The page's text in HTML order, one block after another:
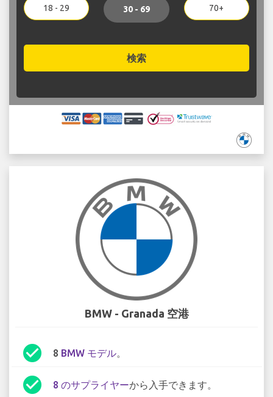
18 - 29 30 - 69 70+
検索
BMW - Granada 空港
check_circle 8 BMW モデル。
check_circle 8 のサプライヤーから入手できます。